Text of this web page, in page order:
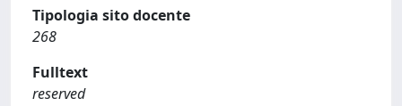
Tipologia sito docente
268
Fulltext
reserved